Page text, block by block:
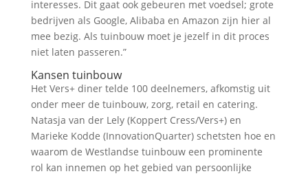
interesses. Dit gaat ook gebeuren met voedsel; grote
bedrijven als Google, Alibaba en Amazon zijn hier al
mee bezig. Als tuinbouw moet je jezelf in dit proces
niet laten passeren.”
Kansen tuinbouw
Het Vers+ diner telde 100 deelnemers, afkomstig uit
onder meer de tuinbouw, zorg, retail en catering.
Natasja van der Lely (Koppert Cress/Vers+) en
Marieke Kodde (InnovationQuarter) schetsten hoe en
waarom de Westlandse tuinbouw een prominente
rol kan innemen op het gebied van persoonlijke